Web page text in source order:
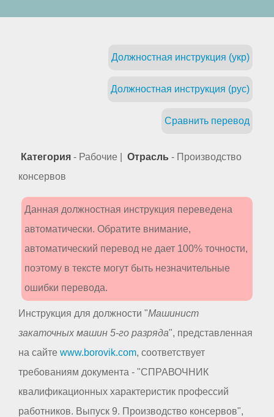
Должностная инструкция (укр)
Должностная инструкция (рус)
Сравнить перевод
Категория - Рабочие | Отрасль - Производство
консервов
Данная должностная инструкция переведена
автоматически. Обратите внимание,
автоматический перевод не дает 100% точности,
поэтому в тексте могут быть незначительные
ошибки перевода.
Инструкция для должности "Машинист
закаточных машин 5-го разряда", представленная
на сайте www.borovik.com, соответствует
требованиям документа - "СПРАВОЧНИК
квалификационных характеристик профессий
работников. Выпуск 9. Производство консервов",